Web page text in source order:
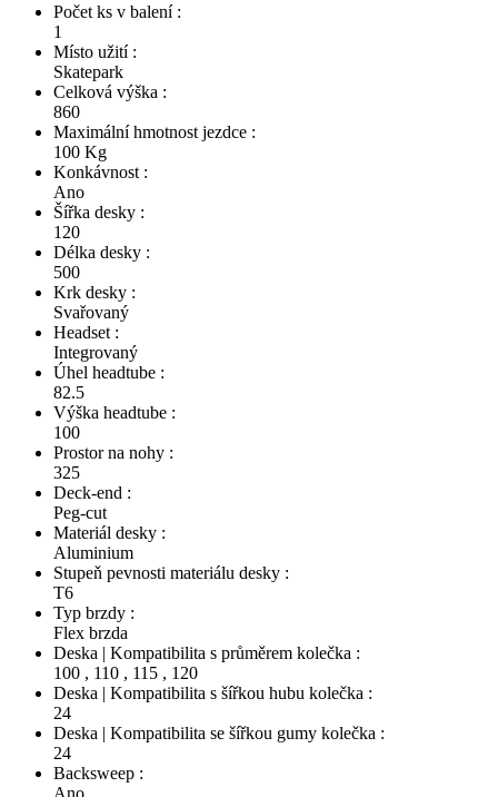
Počet ks v balení :
1
Místo užití :
Skatepark
Celková výška :
860
Maximální hmotnost jezdce :
100 Kg
Konkávnost :
Ano
Šířka desky :
120
Délka desky :
500
Krk desky :
Svařovaný
Headset :
Integrovaný
Úhel headtube :
82.5
Výška headtube :
100
Prostor na nohy :
325
Deck-end :
Peg-cut
Materiál desky :
Aluminium
Stupeň pevnosti materiálu desky :
T6
Typ brzdy :
Flex brzda
Deska | Kompatibilita s průměrem kolečka :
100 , 110 , 115 , 120
Deska | Kompatibilita s šířkou hubu kolečka :
24
Deska | Kompatibilita se šířkou gumy kolečka :
24
Backsweep :
Ano